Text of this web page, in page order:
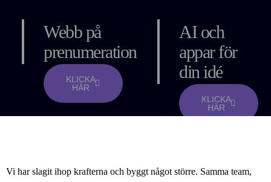
Webb på
prenumeration
KLICKA
HÄR
AI och
appar för
din idé
KLICKA
HÄR
Vi har slagit ihop krafterna och byggt något större. Samma team,